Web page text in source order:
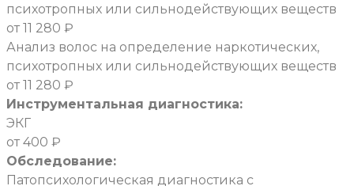
психотропных или сильнодействующих веществ
от 11 280 ₽
Анализ волос на определение наркотических,
психотропных или сильнодействующих веществ
от 11 280 ₽
Инструментальная диагностика:
ЭКГ
от 400 ₽
Обследование:
Патопсихологическая диагностика с